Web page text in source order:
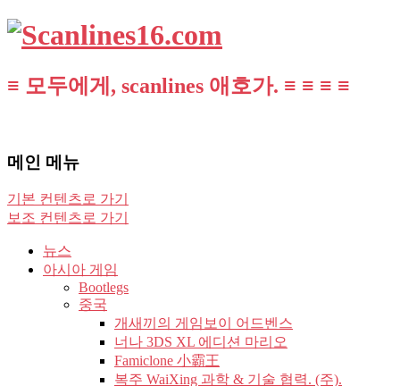
≡ 모두에게, scanlines 애호가. ≡ ≡ ≡ ≡
메인 메뉴
기본 컨텐츠로 가기
보조 컨텐츠로 가기
뉴스
아시아 게임
Bootlegs
중국
개새끼의 게임보이 어드벤스
너나 3DS XL 에디션 마리오
Famiclone 小霸王
복주 WaiXing 과학 & 기술 협력. (주).